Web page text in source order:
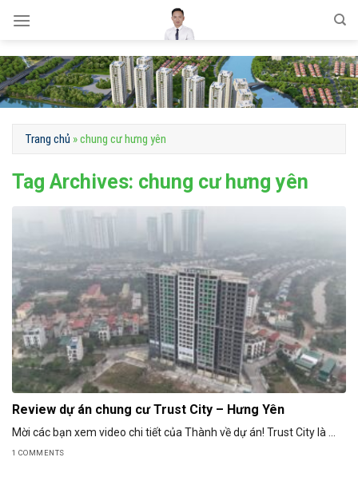
Trang chủ »chung cư hưng yên
Tag Archives: chung cư hưng yên
Review dự án chung cư Trust City – Hưng Yên
Mời các bạn xem video chi tiết của Thành về dự án! Trust City là ...
1 COMMENTS